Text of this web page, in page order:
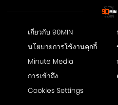
เกี่ยวกับ 90MIN
นโยบายการใช้งานคุกกี้
Minute Media
การเข้าถึง
Cookies Settings